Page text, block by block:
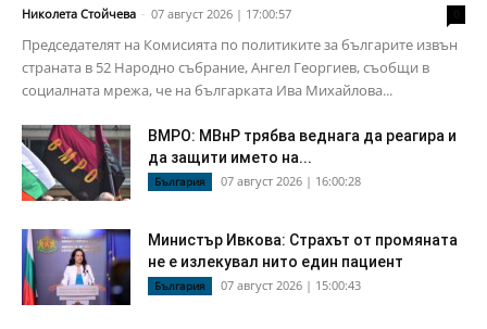
Николета Стойчева - 07 август 2026 | 17:00:57
Председателят на Комисията по политиките за българите извън
страната в 52 Народно събрание, Ангел Георгиев, съобщи в
социалната мрежа, че на българката Ива Михайлова...
ВМРО: МВнР трябва веднага да реагира и
да защити името на...
България 07 август 2026 | 16:00:28
Министър Ивкова: Страхът от промяната
не е излекувал нито един пациент
България 07 август 2026 | 15:00:43